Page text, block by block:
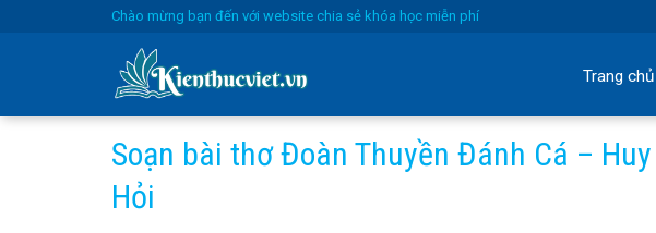
Chào mừng bạn đến với website chia sẻ khóa học miễn phí
Trang chủ
Soạn bài thơ Đoàn Thuyền Đánh Cá –
Hỏi